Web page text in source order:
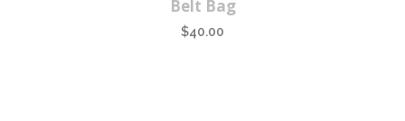
Belt Bag
$40.00